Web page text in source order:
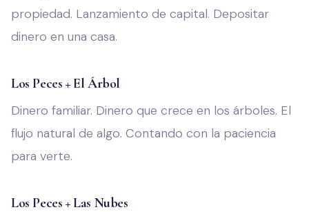
propiedad. Lanzamiento de capital. Depositar
dinero en una casa.
Los Peces + El Árbol
Dinero familiar. Dinero que crece en los árboles. El
flujo natural de algo. Contando con la paciencia
para verte.
Los Peces + Las Nubes